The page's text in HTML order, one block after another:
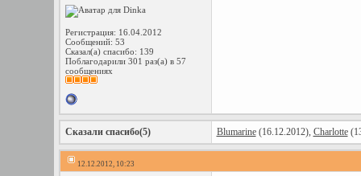
Регистрация: 16.04.2012
Сообщений: 53
Сказал(а) спасибо: 139
Поблагодарили 301 раз(а) в 57
сообщениях
Сказали спасибо(5) Blumarine(16.12.2012), Charlotte
12.12.2012, 10:23